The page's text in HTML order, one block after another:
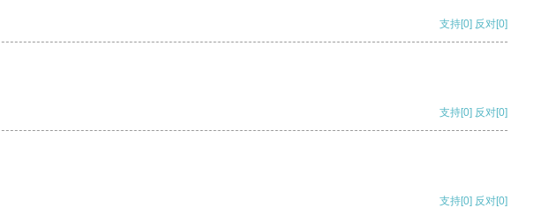
支持[0] 反对[0]
支持[0] 反对[0]
支持[0] 反对[0]